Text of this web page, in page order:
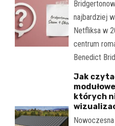
najbardziej
Netfliksa w
centrum
Benedict
Jak
których